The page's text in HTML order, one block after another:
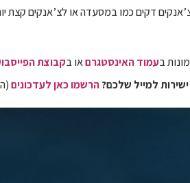
דקים כמו במסעדה או לצ’אנקים קצת
בעמוד האינסטגרםאו בקבוצת
למייל שלכם?הרשמו כאן לעדכונים